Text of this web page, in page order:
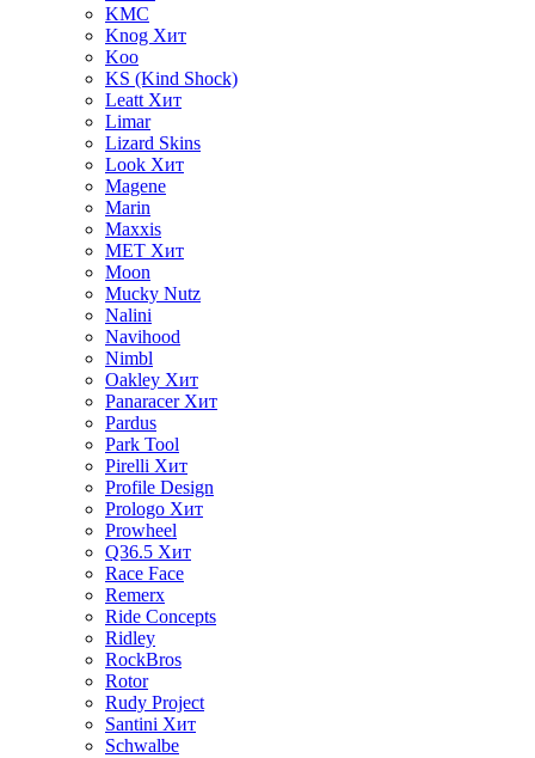
KMC
Knog Хит
Koo
KS (Kind Shock)
Leatt Хит
Limar
Lizard Skins
Look Хит
Magene
Marin
Maxxis
MET Хит
Moon
Mucky Nutz
Nalini
Navihood
Nimbl
Oakley Хит
Panaracer Хит
Pardus
Park Tool
Pirelli Хит
Profile Design
Prologo Хит
Prowheel
Q36.5 Хит
Race Face
Remerx
Ride Concepts
Ridley
RockBros
Rotor
Rudy Project
Santini Хит
Schwalbe